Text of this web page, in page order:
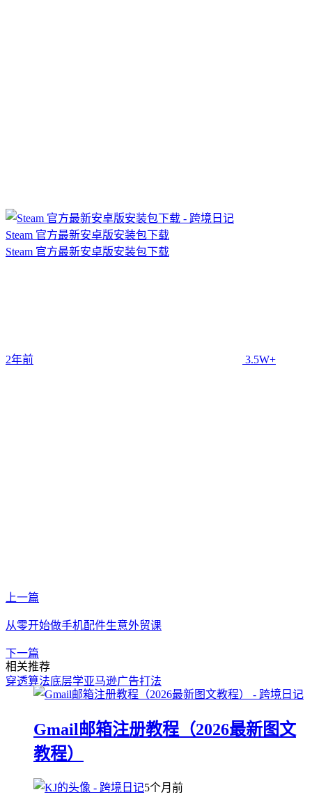
Steam 官方最新安卓版安装包下载
Steam 官方最新安卓版安装包下载
2年前 3.5W+
上一篇
从零开始做手机配件生意外贸课
下一篇
穿透算法底层学亚马逊广告打法
相关推荐
Gmail邮箱注册教程（2026最新图文
教程）
5个月前